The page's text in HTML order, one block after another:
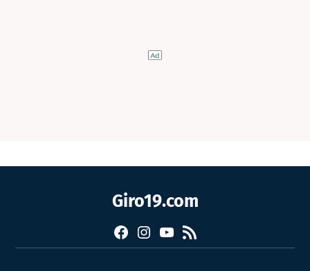
Giro19.com
FacebookInstagram
YouTube
RSS